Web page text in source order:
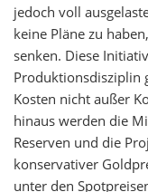
jedoch voll
keine Pläne zu
senken. Diese
Produktionsdisziplin
Kosten nicht außer
hinaus werden die
Reserven und die
konservativer
unter den